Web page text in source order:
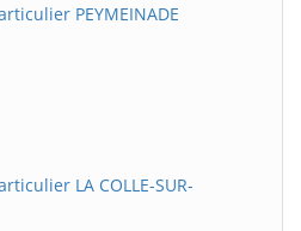
PEYMEINADE
LA COLLE-SUR-